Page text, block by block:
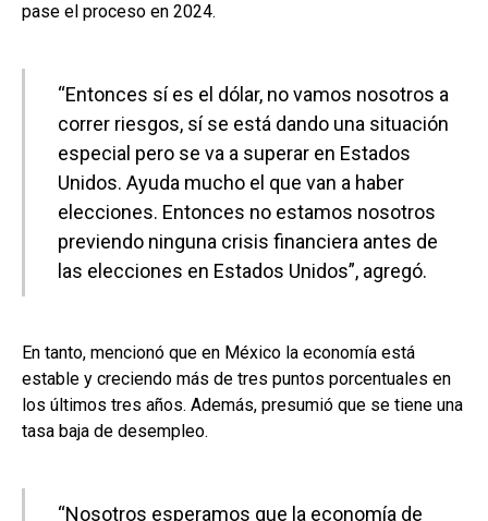
pase el proceso en 2024.
“Entonces sí es el dólar, no vamos nosotros a
correr riesgos, sí se está dando una situación
especial pero se va a superar en Estados
Unidos. Ayuda mucho el que van a haber
elecciones. Entonces no estamos nosotros
previendo ninguna crisis financiera antes de
las elecciones en Estados Unidos”, agregó.
En tanto, mencionó que en México la economía está
estable y creciendo más de tres puntos porcentuales en
los últimos tres años. Además, presumió que se tiene una
tasa baja de desempleo.
“Nosotros esperamos que la economía de